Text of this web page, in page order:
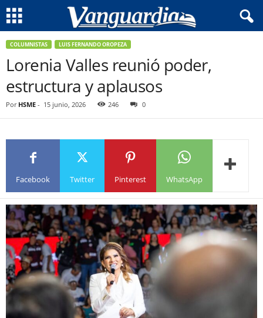
COLUMNISTAS LUIS FERNANDO OROPEZA
Lorenia Valles reunió poder,
estructura y aplausos
Por HSME - 15 junio, 2026 246 0
Facebook Twitter Pinterest WhatsApp